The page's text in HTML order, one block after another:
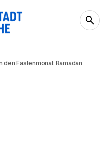
Fastenmonat Ramadan